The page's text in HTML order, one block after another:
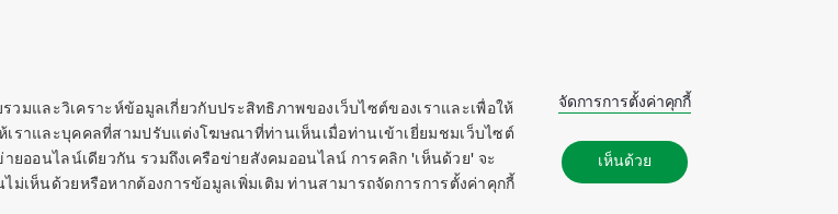
วมและวิเคราะห์ข้อมูลเกี่ยวกับประสิทธิภาพของเว็บไซต์ของเราและเพื่อให้
เราและบุคคลที่สามปรับแต่งโฆษณาที่ท่านเห็นเมื่อท่านเข้าเยี่ยมชมเว็บไซต์
ยออนไลน์เดียวกัน รวมถึงเครือข่ายสังคมออนไลน์ การคลิก 'เห็นด้วย' จะ
ม่เห็นด้วยหรือหากต้องการข้อมูลเพิ่มเติม ท่านสามารถจัดการการตั้งค่าคุกกี้
จัดการการตั้งค่าคุกกี้
เห็นด้วย